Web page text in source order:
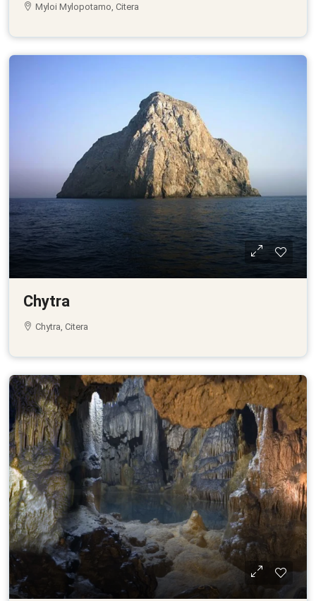
Myloi Mylopotamo, Citera
Chytra
Chytra, Citera